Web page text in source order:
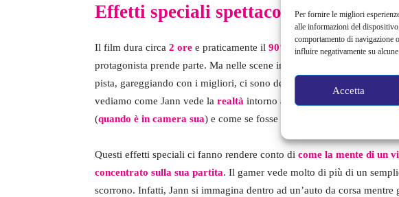
Per fornire le migliori
alle informazioni del
comportamento di navigazione
influire negativamente su
Accetta
Effetti speciali spettacolari
Il film dura circa 2 ore e praticamente il 90% delle riprese sono
protagonista prende parte. Ma nelle scene in cui Jann gioca a Gran
pista, gareggiando con i migliori, ci sono degli
vediamo come Jann vede la realtà intorno a sé stesso: la vede
(quando è in camera sua) e come se fosse seduto sulla sua sedia da
Questi effetti speciali ci fanno rendere conto di come la mente di un
concentrato sulla sua partita. Il gamer vede molto di più di un
scorrono. Infatti, Jann si immagina dentro ad un’auto da corsa